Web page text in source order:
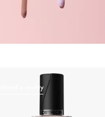
o nechty